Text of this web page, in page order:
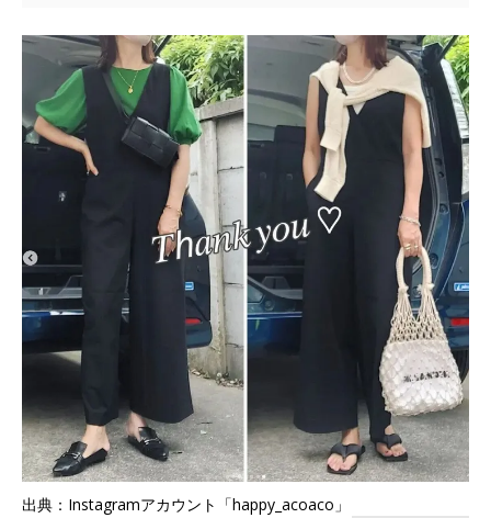
出典：Instagramアカウント「happy_acoaco」